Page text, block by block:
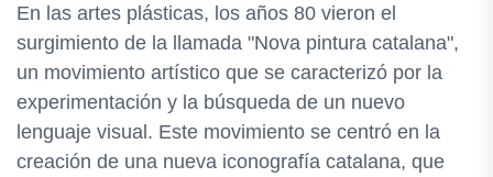
En las artes plásticas, los años 80 vieron el
surgimiento de la llamada "Nova pintura catalana",
un movimiento artístico que se caracterizó por la
experimentación y la búsqueda de un nuevo
lenguaje visual. Este movimiento se centró en la
creación de una nueva iconografía catalana, que